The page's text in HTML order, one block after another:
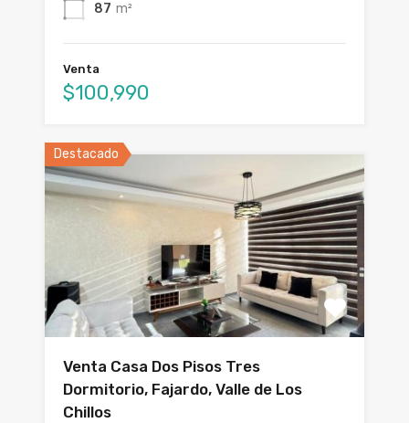
87 m²
Venta
$100,990
Destacado
Venta Casa Dos Pisos Tres
Dormitorio, Fajardo, Valle de Los
Chillos